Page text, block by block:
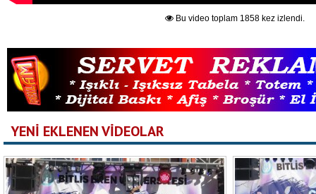
Bu video toplam 1858 kez izlendi.
YENİ EKLENEN VİDEOLAR